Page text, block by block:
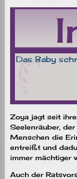
Zoya jagt seit
Seelenräuber, der
Menschen die
entreißt und
immer mächtiger
Auch der